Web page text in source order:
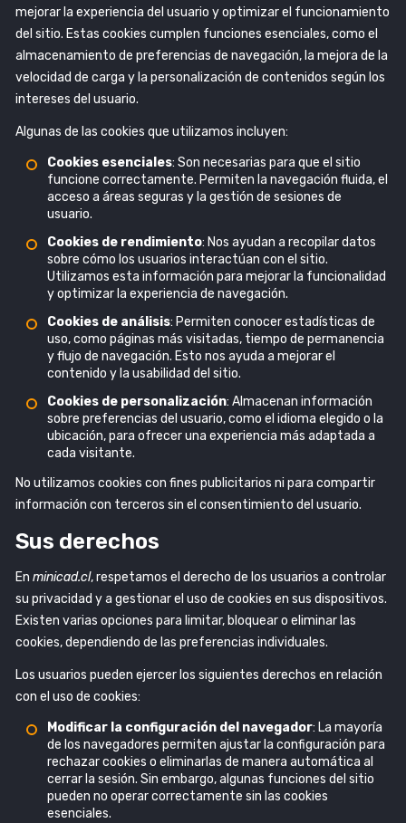
mejorar la experiencia del usuario y optimizar el funcionamiento
del sitio. Estas cookies cumplen funciones esenciales, como el
almacenamiento de preferencias de navegación, la mejora de la
velocidad de carga y la personalización de contenidos según los
intereses del usuario.
Algunas de las cookies que utilizamos incluyen:
Cookies esenciales: Son necesarias para que el sitio
funcione correctamente. Permiten la navegación fluida, el
acceso a áreas seguras y la gestión de sesiones de
usuario.
Cookies de rendimiento: Nos ayudan a recopilar datos
sobre cómo los usuarios interactúan con el sitio.
Utilizamos esta información para mejorar la funcionalidad
y optimizar la experiencia de navegación.
Cookies de análisis: Permiten conocer estadísticas de
uso, como páginas más visitadas, tiempo de permanencia
y flujo de navegación. Esto nos ayuda a mejorar el
contenido y la usabilidad del sitio.
Cookies de personalización: Almacenan información
sobre preferencias del usuario, como el idioma elegido o la
ubicación, para ofrecer una experiencia más adaptada a
cada visitante.
No utilizamos cookies con fines publicitarios ni para compartir
información con terceros sin el consentimiento del usuario.
Sus derechos
En minicad.cl, respetamos el derecho de los usuarios a controlar
su privacidad y a gestionar el uso de cookies en sus dispositivos.
Existen varias opciones para limitar, bloquear o eliminar las
cookies, dependiendo de las preferencias individuales.
Los usuarios pueden ejercer los siguientes derechos en relación
con el uso de cookies:
Modificar la configuración del navegador: La mayoría
de los navegadores permiten ajustar la configuración para
rechazar cookies o eliminarlas de manera automática al
cerrar la sesión. Sin embargo, algunas funciones del sitio
pueden no operar correctamente sin las cookies
esenciales.